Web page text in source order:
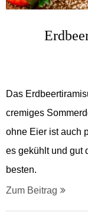
Das
cremiges
ohne Eier ist auch
es gekühlt und gut
besten.
Zum Beitrag